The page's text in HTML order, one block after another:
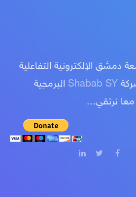
دمشق الإلكترونية التفاعلية
Shabab SY البرمجية
معا نرتقي...